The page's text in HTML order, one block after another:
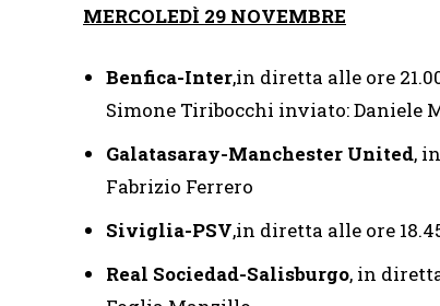
MERCOLEDÌ 29 NOVEMBRE
Benfica-Inter,in diretta alle ore
Simone Tiribocchi inviato: Daniele
Galatasaray-Manchester United,
Fabrizio Ferrero
Siviglia-PSV,in diretta alle ore
Real Sociedad-Salisburgo, in